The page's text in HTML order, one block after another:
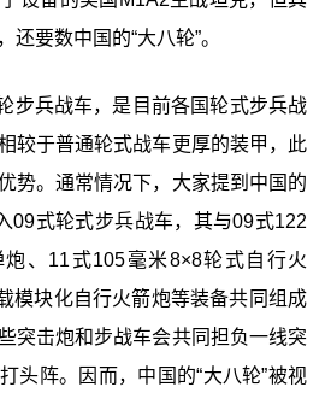
要数中国的“大八轮”。
步兵战车，是目前各国轮式步兵战
较于普通轮式战车更厚的装甲，此
势。通常情况下，大家提到中国的
09式轮式步兵战车，其与09式122
、11式105毫米8×8轮式自行火
模块化自行火箭炮等装备共同组成
突击炮和步战车会共同担负一线突
头阵。因而，中国的“大八轮”被视